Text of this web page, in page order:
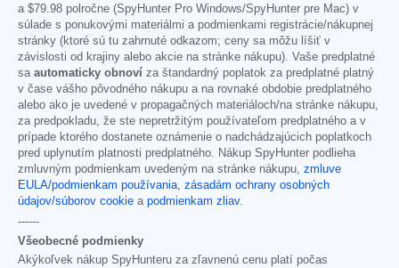
a $79.98 polročne (SpyHunter Pro Windows/SpyHunter pre Mac) v
súlade s ponukovými materiálmi a podmienkami registrácie/nákupnej
stránky (ktoré sú tu zahrnuté odkazom; ceny sa môžu líšiť v
závislosti od krajiny alebo akcie na stránke nákupu). Vaše predplatné
sa automaticky obnoví za štandardný poplatok za predplatné platný
v čase vášho pôvodného nákupu a na rovnaké obdobie predplatného
alebo ako je uvedené v propagačných materiáloch/na stránke nákupu,
za predpokladu, že ste nepretržitým používateľom predplatného a v
prípade ktorého dostanete oznámenie o nadchádzajúcich poplatkoch
pred uplynutím platnosti predplatného. Nákup SpyHunter podlieha
zmluvným podmienkam uvedeným na stránke nákupu, zmluve
EULA/podmienkam používania, zásadám ochrany osobných
údajov/súborov cookie a podmienkam zliav.
------
Všeobecné podmienky
Akýkoľvek nákup SpyHunteru za zľavnenú cenu platí počas